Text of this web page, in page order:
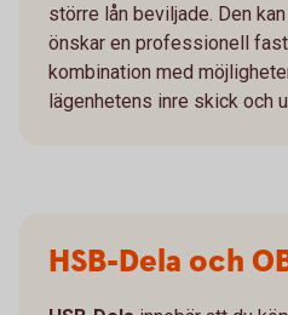
större lån beviljade. Den
önskar en professionell
kombination med
lägenhetens inre skick och
HSB-Dela och